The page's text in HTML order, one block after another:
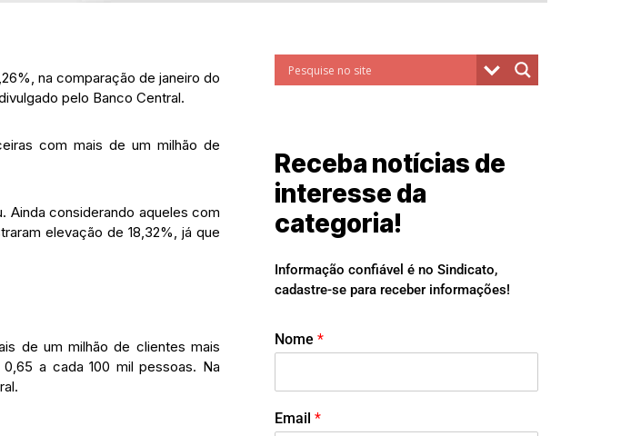
na comparação de janeiro do
pelo Banco Central.
com mais de um milhão de
Ainda considerando aqueles com
elevação de 18,32%, já que
de um milhão de clientes mais
a cada 100 mil pessoas. Na
Receba notícias de
interesse da
categoria!
Informação confiável é no Sindicato,
cadastre-se para receber informações!
Nome *
Email *